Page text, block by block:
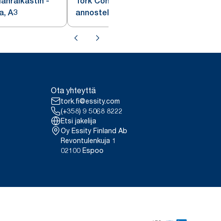
A3
annostelija IoT
Ota yhteyttä
tork.fi@essity.com
(+358) 9 5068 8222
Etsi jakelija
Oy Essity Finland Ab
Revontulenkuja 1
02100 Espoo